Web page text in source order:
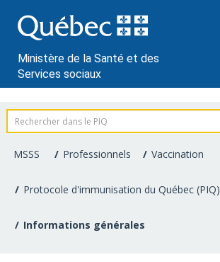
au
contenu
Ministère de la Santé et des
Services sociaux
Information
pour
les
professionnels
MSSS Professionnels Vaccination
Protocole d'immunisation du Québec (PIQ)
Informations générales